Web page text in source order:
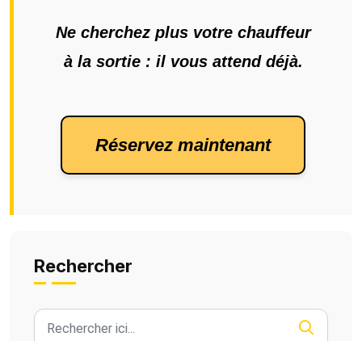
Ne cherchez plus votre chauffeur
à la sortie : il vous attend déjà.
Réservez maintenant
Rechercher